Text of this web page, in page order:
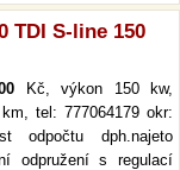
TDI S-line 150
Kč, výkon 150 kw,
tel: 777064179 okr:
odpočtu dph.najeto
odpružení s regulací